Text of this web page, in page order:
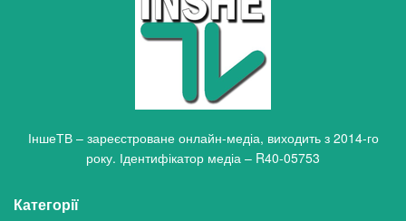
ІншеТВ – зареєстроване онлайн-медіа, виходить з 2014-го
року. Ідентифікатор медіа – R40-05753
Категорії